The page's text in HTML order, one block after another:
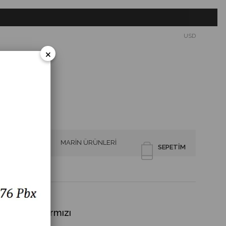
USD
SEPETIM
MARİN ÜRÜNLERİ
18W Kırmızı
×